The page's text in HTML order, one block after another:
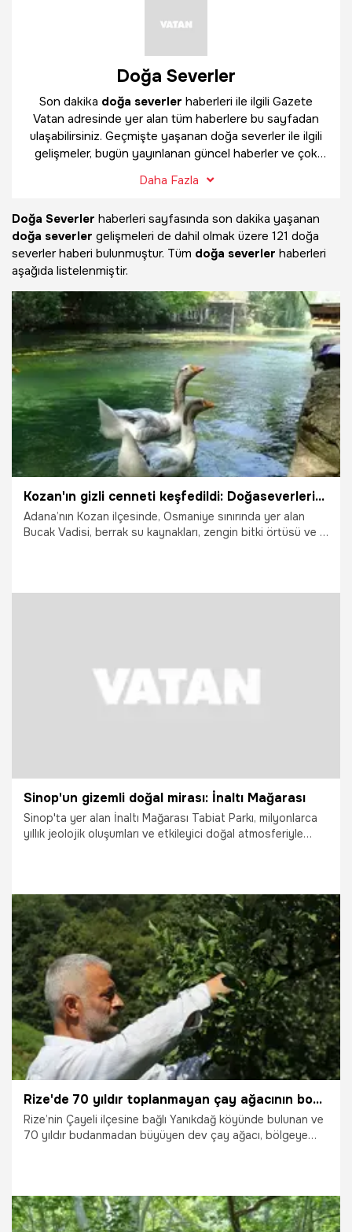
Doğa Severler
Son dakika doğa severler haberleri ile ilgili Gazete
Vatan adresinde yer alan tüm haberlere bu sayfadan
ulaşabilirsiniz. Geçmişte yaşanan doğa severler ile ilgili
gelişmeler, bugün yayınlanan güncel haberler ve çok
bulabilirsiniz.
Daha Fazla
Doğa Severler haberleri sayfasında son dakika yaşanan
doğa severler gelişmeleri de dahil olmak üzere 121 doğa
severler haberi bulunmuştur. Tüm doğa severler haberleri
aşağıda listelenmiştir.
Kozan'ın gizli cenneti keşfedildi: Doğaseverlerin akınına uğruyor!
Adana’nın Kozan ilçesinde, Osmaniye sınırında yer alan
Bucak Vadisi, berrak su kaynakları, zengin bitki örtüsü ve el
bölgeye gelenler tarafından Muğla’nın dünyaca ünlü
Sinop'un gizemli doğal mirası: İnaltı Mağarası
Sinop'ta yer alan İnaltı Mağarası Tabiat Parkı, milyonlarca
yıllık jeolojik oluşumları ve etkileyici doğal atmosferiyle
31.07.2026 Vatan TV
Rize'de 70 yıldır toplanmayan çay ağacının boyu 5 metreyi buldu: Görenler gözlerine inanamıyor!
Rize’nin Çayeli ilçesine bağlı Yanıkdağ köyünde bulunan ve
70 yıldır budanmadan büyüyen dev çay ağacı, bölgeye
ağacının "Anıt Ağaç" olarak tescillenmesi ve ekoturizme
kazandırılması hedefleniyor.